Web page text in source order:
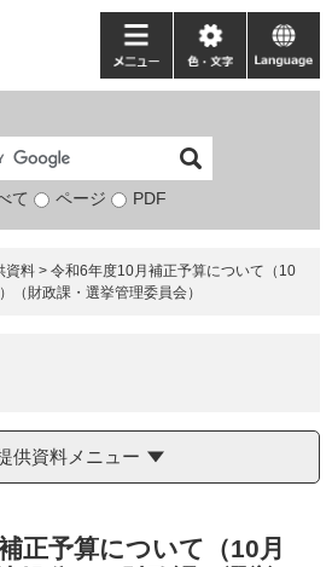
検
象
て ページ PDF
メ
ニ
ー
色・
文
language
資料 > 令和6年度10月補正予算について（10
（財政課・選挙管理委員会）
供資料メニュー
正予算について（10月